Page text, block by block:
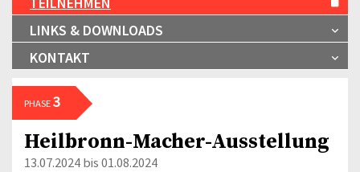
LINKS & DOWNLOADS
KONTAKT
PHASE 3
Heilbronn-Macher-Ausstellung
13.07.2024 bis 01.08.2024